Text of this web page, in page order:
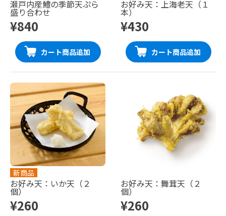
瀬戸内産鱧の季節天ぷら
盛り合わせ
¥840
カート商品追加
お好み天：上海老天（１
本）
¥430
カート商品追加
新商品
お好み天：いか天（２
個）
¥260
お好み天：舞茸天（２
個）
¥260